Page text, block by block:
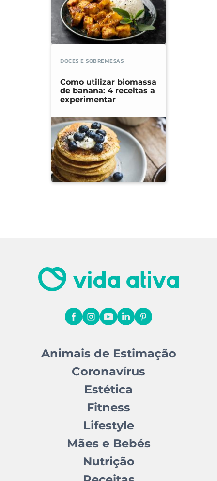
DOCES E SOBREMESAS
Como utilizar biomassa
de banana: 4 receitas a
experimentar
Animais de Estimação
Coronavírus
Estética
Fitness
Lifestyle
Mães e Bebés
Nutrição